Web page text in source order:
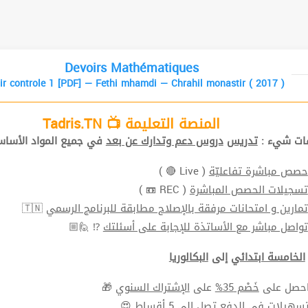
Devoirs Mathématiques
controle 1 [PDF] — Fethi mhamdi — Chrahil monastir ( 2017 )
المنصة التعليمة 📺 Tadris.TN
شيء :تدريس دروس دعم وتدارك عن بعدفي جميع المواد
حصص مباشرة تفاعليّة( Live 🔴 )
تسجيلات الحصص المباشرة( REC 📼 )
تمارين و امتحانات مرفقة بالإصلاح مطابقة للبرنامج الرسمي 🇹🇳
تواصل مباشر مع الأساتذة للإجابة على أسئلتك⁉ 🙋🏼
الخامسة ابتدائيإلىالبكالوريا
علىخَصْم 35% علىالإشتراك السنوي 🎁